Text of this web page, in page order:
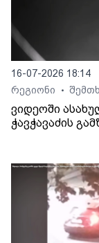
16-07-2026 18:14
რეგიონი
•
ვიდეოში
ჭავჭავაძის